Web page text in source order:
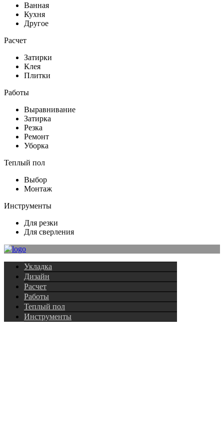
Ванная
Кухня
Другое
Расчет
Затирки
Клея
Плитки
Работы
Выравнивание
Затирка
Резка
Ремонт
Уборка
Теплый пол
Выбор
Монтаж
Инструменты
Для резки
Для сверления
Укладка
Дизайн
Расчет
Работы
Теплый пол
Инструменты